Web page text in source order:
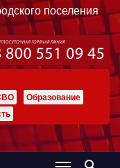
поселения
Образование